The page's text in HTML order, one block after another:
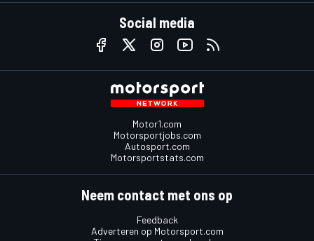
Social media
Motor1.com
Motorsportjobs.com
Autosport.com
Motorsportstats.com
Neem contact met ons op
Feedback
Adverteren op Motorsport.com